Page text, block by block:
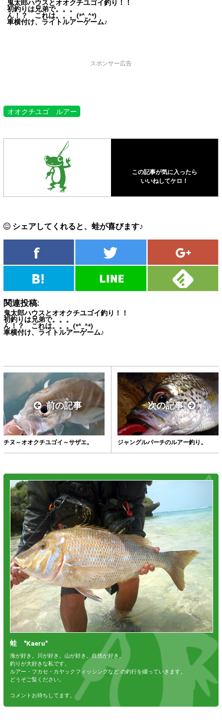
鬼太郎ハウスとオオクチユゴイ釣り！！
初釣りは兄弟で。。。
ん！？ これは。。。(*^_^*)
車横付け、ライトルアーゲーム♪
スポンサー広告
オオクチユゴ ルアー
この記事が気に入ったら
いいねしてケロ！
シェアしてくれると、蛙が喜びます♪
関連投稿:
鬼太郎ハウスとオオクチユゴイ釣り！！
初釣りは兄弟で。。。
ん！？ これは。。。(*^_^*)
車横付け、ライトルアーゲーム♪
前の記事
チヌ～オオクチユゴイ～サザエ。
次の記事
ジャングルパーチのルアー釣り。
蛙 "Kaeru"
海が好き。川が好き。山が好き。自然が好き。
釣りが大好きな私です。
ルアー・フカセ・カヤックフィッシングなど の釣行を綴っていきます。
どうぞご覧ください。
コメントお待ちしてます。